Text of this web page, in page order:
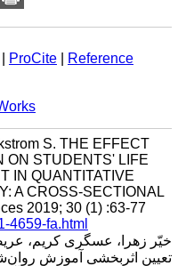
|ProCite |Reference
S. THE EFFECT
ON STUDENTS' LIFE
IN QUANTITATIVE
A CROSS-SECTIONAL
2019; 30 (1) :63-77
4659-fa.html
خیّر زهرا، عسگری کریم،
تعیین اثربخشی آموزش